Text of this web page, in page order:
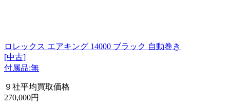
ロレックス エアキング 14000 ブラック 自動巻き
[中古]
付属品:無
９社平均買取価格
270,000円